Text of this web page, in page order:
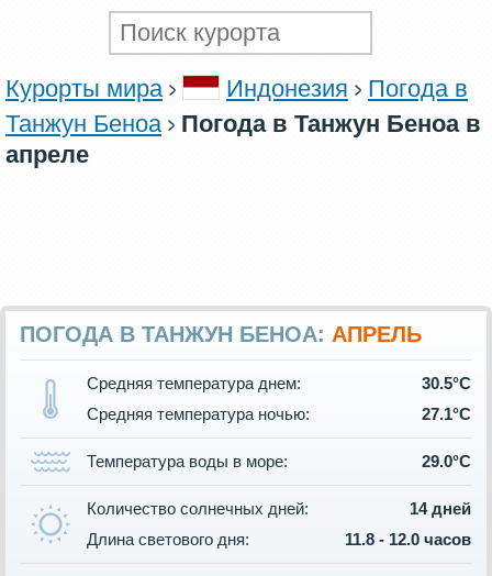
Курорты мира Индонезия
Погода в
Танжун Беноа
Погода в Танжун Беноа в
апреле
ПОГОДА В ТАНЖУН БЕНОА: АПРЕЛЬ
Средняя температура днем:
30.5°C
Средняя температура ночью:
27.1°C
Температура воды в море: 29.0°C
Количество солнечных дней:
14 дней
Длина светового дня:
11.8 - 12.0 часов